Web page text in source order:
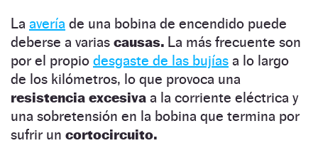
La avería de una bobina de encendido puede
deberse a varias causas. La más frecuente son
por el propio desgaste de las bujías a lo largo
de los kilómetros, lo que provoca una
resistencia excesiva a la corriente eléctrica y
una sobretensión en la bobina que termina por
sufrir un cortocircuito.